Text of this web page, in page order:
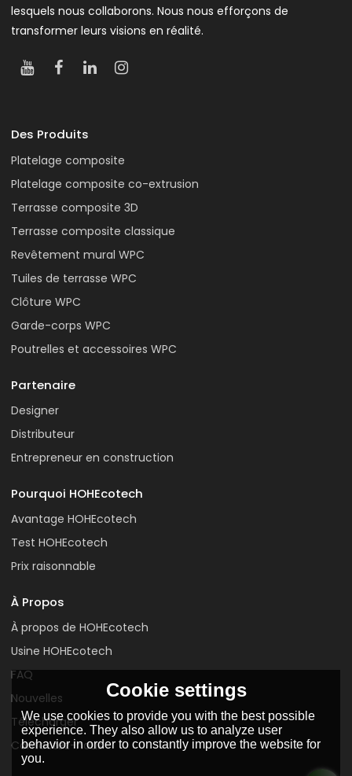
lesquels nous collaborons. Nous nous efforçons de
transformer leurs visions en réalité.
Des Produits
Platelage composite
Platelage composite co-extrusion
Terrasse composite 3D
Terrasse composite classique
Revêtement mural WPC
Tuiles de terrasse WPC
Clôture WPC
Garde-corps WPC
Poutrelles et accessoires WPC
Partenaire
Designer
Distributeur
Entrepreneur en construction
Pourquoi HOHEcotech
Avantage HOHEcotech
Test HOHEcotech
Prix raisonnable
À Propos
À propos de HOHEcotech
Usine HOHEcotech
FAQ
Nouvelles
Télécharger
Contactez-nous
Cookie settings
We use cookies to provide you with the best possible
experience. They also allow us to analyze user
behavior in order to constantly improve the website for
you.